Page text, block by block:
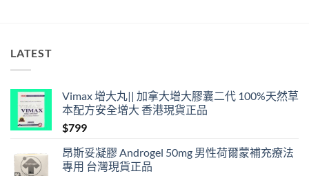
購
LATEST
Vimax 增大丸|| 加拿大增大膠囊二代 100%天然草
本配方安全增大 香港現貨正品
$799
昂斯妥凝膠 Androgel 50mg 男性荷爾蒙補充療法
專用 台灣現貨正品